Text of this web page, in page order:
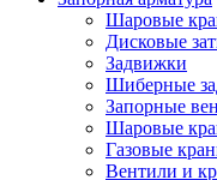
Шаровые
Дисковые
Задвижки
Шиберные
Запорные
Шаровые
Газовые
Вентили и